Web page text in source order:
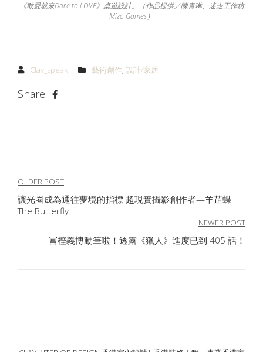
《敢愛就來Dare to LOVE》桌遊設計。（作品提供／陳青琳、迷走工作坊
Mizo Games）
Clay_speak 藝術創作, 設計/家居
Share:
文
章
OLDER POST
讓光圈成為通往夢境的指標 超現實攝影創作者—羊芷蝶
The Butterfly
NEWER POST
冨樫義博動筆啦！透露《獵人》進度已到 405 話！